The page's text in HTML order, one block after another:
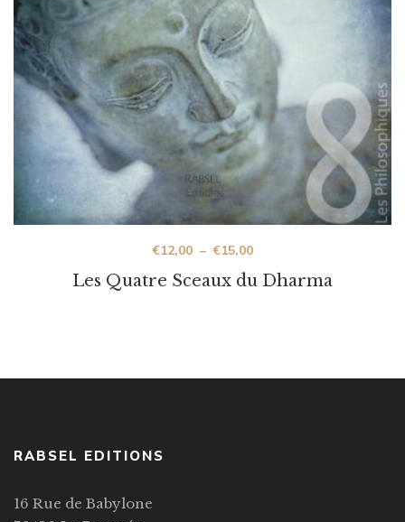
Les Quatre Sceaux du Dharma
€12,00 – €15,00
RABSEL EDITIONS
16 Rue de Babylone